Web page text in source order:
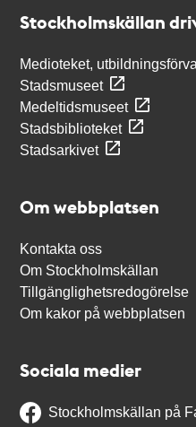
Stockholmskällan
Medioteket,
Stadsmuseet
Medeltidsmuseet
Stadsbiblioteket
Stadsarkivet
Om webbplatsen
Kontakta oss
Om Stockholmskällan
Tillgänglighetsredogörelse
Om kakor på webbplatsen
Sociala medier
Stockholmskällan på